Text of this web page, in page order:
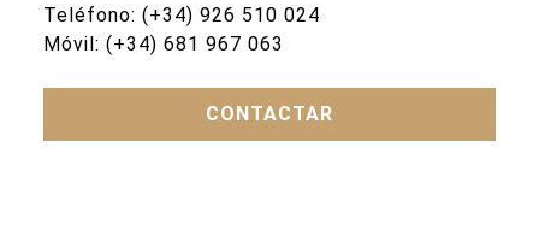
Teléfono: (+34) 926 510 024
Móvil: (+34) 681 967 063
CONTACTAR